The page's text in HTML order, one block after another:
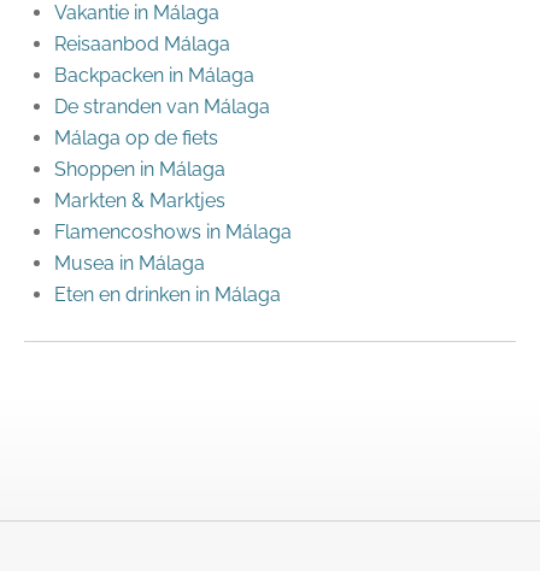
Vakantie in Málaga
Reisaanbod Málaga
Backpacken in Málaga
De stranden van Málaga
Málaga op de fiets
Shoppen in Málaga
Markten & Marktjes
Flamencoshows in Málaga
Musea in Málaga
Eten en drinken in Málaga